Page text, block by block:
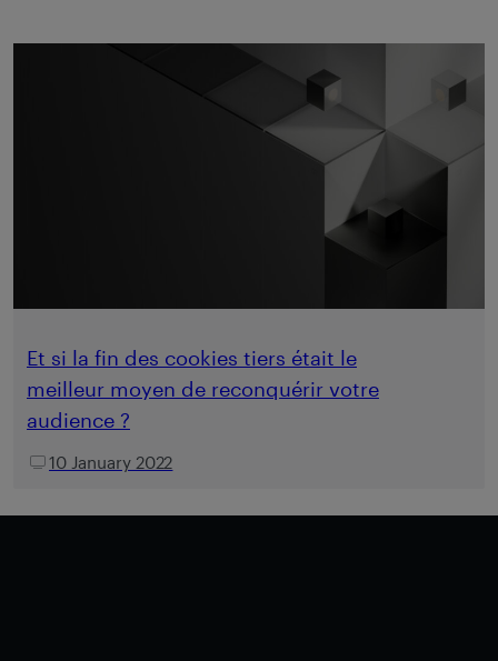
Et si la fin des cookies tiers était le
meilleur moyen de reconquérir votre
audience ?
10 January 2022